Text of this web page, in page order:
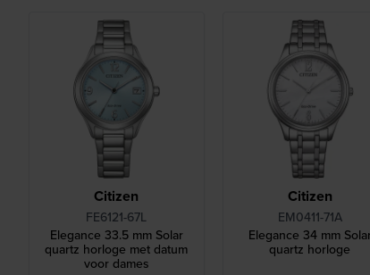
Citizen
FE6121-67L
Elegance 33.5 mm Solar
quartz horloge met datum
voor dames
Citizen
EM0411-71A
Elegance 34 mm
quartz horloge